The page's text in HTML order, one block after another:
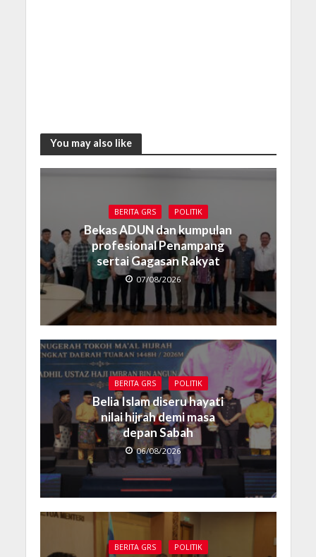
You may also like
BERITA GRS POLITIK
Bekas ADUN dan kumpulan
profesional Penampang
sertai Gagasan Rakyat
07/08/2026
BERITA GRS POLITIK
Belia Islam diseru hayati
nilai hijrah demi masa
depan Sabah
06/08/2026
BERITA GRS POLITIK